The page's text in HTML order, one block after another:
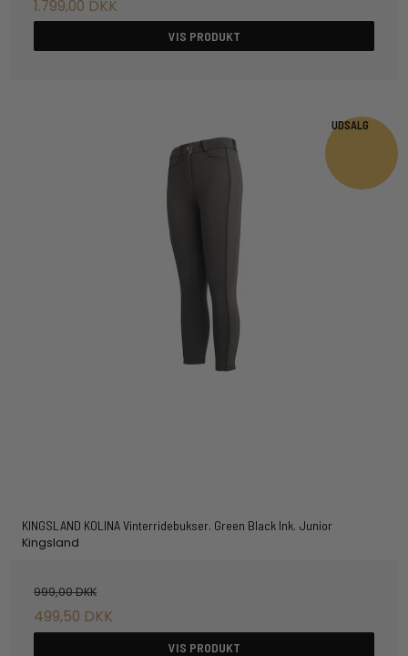
1.799,00 DKK
VIS PRODUKT
UDSALG
KINGSLAND KOLINA Vinterridebukser. Green Black Ink. Junior
Kingsland
999,00 DKK
499,50 DKK
VIS PRODUKT